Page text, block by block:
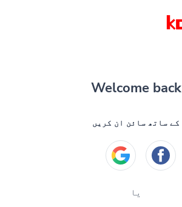
Welcome back
کے ساتھ سائن ان کریں
یا